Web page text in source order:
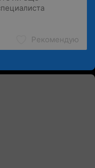
Рекомендую